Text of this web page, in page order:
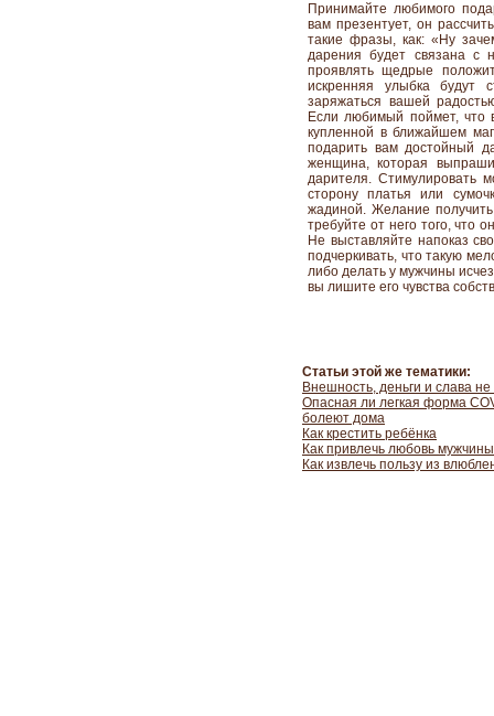
Принимайте любимого
вам презентует, он
такие фразы, как: «Ну
дарения будет связана с
проявлять щедрые
искренняя улыбка будут
заряжаться вашей
Если любимый поймет, что
купленной в ближайшем
подарить вам достойный
женщина, которая
дарителя. Стимулировать
сторону платья или
жадиной. Желание
требуйте от него того, что
Не выставляйте напоказ
подчеркивать, что такую
либо делать у мужчины
вы лишите его чувства
Статьи этой же тематики:
Внешность, деньги и слава
Опасная ли легкая форма
болеют дома
Как крестить ребёнка
Как привлечь любовь
Как извлечь пользу из